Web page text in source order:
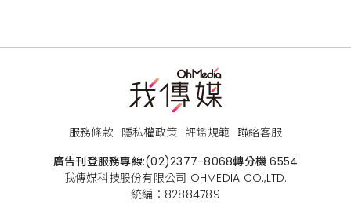
服務條款 隱私權政策 評鑑規範 聯絡客服
廣告刊登服務專線:(02)2377-8068轉分機 6554
我傳媒科技股份有限公司 OHMEDIA CO.,LTD.
統編：82884789